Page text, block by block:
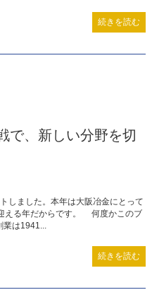
続きを読む
で、新しい分野を切
ました。本年は大阪冶金にとって
える年だからです。 何度かこのブ
業は1941...
続きを読む